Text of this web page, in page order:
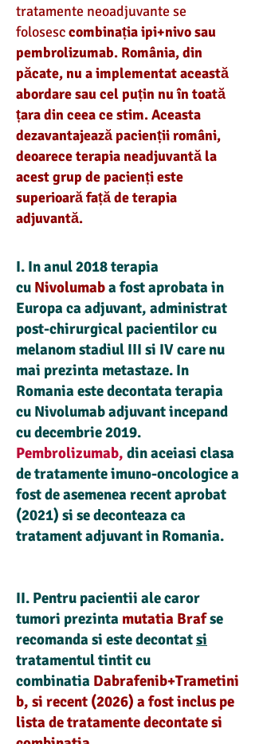
tratamente neoadjuvante se
folosesccombinația ipi+nivo sau
pembrolizumab. România, din
păcate, nu a implementat această
abordare sau cel puțin nu în toată
țara din ceea ce stim. Aceasta
dezavantajează pacienții români,
deoarece terapia neadjuvantă la
acest grup de pacienți este
superioară față de terapia
adjuvantă.
I. In anul 2018 terapia
cu Nivolumaba fost aprobata in
Europa ca adjuvant, administrat
post-chirurgical pacientilorcu
melanom stadiul III si IV care nu
mai prezinta metastaze. In
Romania este decontata terapia
cu Nivolumab adjuvant incepand
cu decembrie 2019.
Pembrolizumab, din aceiasi clasa
de tratamente imuno-oncologice a
fost de asemenea recent aprobat
(2021) si se deconteaza ca
tratament adjuvant in Romania.
II. Pentru pacientii ale caror
tumori prezinta mutatia Brafse
recomanda si este decontatsi
tratamentul tintit cu
combinatia Dabrafenib+Trametini
b, si recent (2026) a fost inclus pe
lista de tratamente decontate si